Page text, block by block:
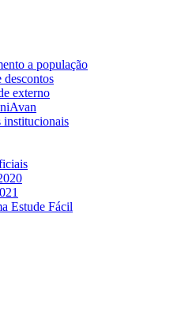
a população
descontos
externo
institucionais
Estude Fácil